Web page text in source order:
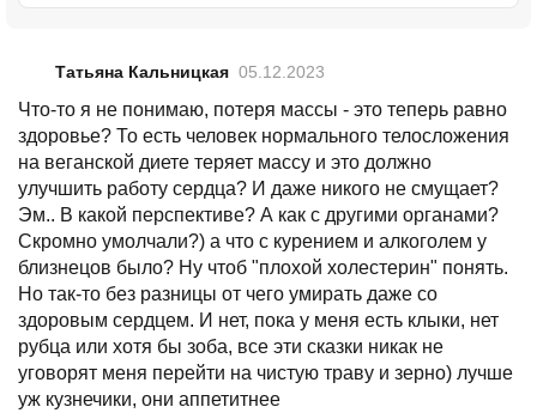
Татьяна Кальницкая 05.12.2023
Что-то я не понимаю, потеря массы - это теперь равно
здоровье? То есть человек нормального телосложения
на веганской диете теряет массу и это должно
улучшить работу сердца? И даже никого не смущает?
Эм.. В какой перспективе? А как с другими органами?
Скромно умолчали?) а что с курением и алкоголем у
близнецов было? Ну чтоб "плохой холестерин" понять.
Но так-то без разницы от чего умирать даже со
здоровым сердцем. И нет, пока у меня есть клыки, нет
рубца или хотя бы зоба, все эти сказки никак не
уговорят меня перейти на чистую траву и зерно) лучше
уж кузнечики, они аппетитнее